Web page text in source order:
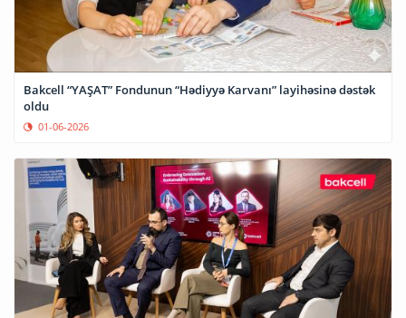
Bakcell “YAŞAT” Fondunun “Hədiyyə Karvanı” layihəsinə dəstək
oldu
01-06-2026